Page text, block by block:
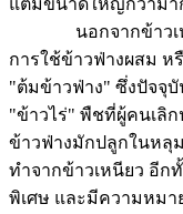
นอกจากข้าวเหนี
การใช้ข้าวฟ่างผสม หรื
"ต้มข้าวฟ่าง" ซึ่งปัจจุ
"ข้าวไร่" พืชที่ผู้คนเลิ
ข้าวฟ่างมักปลูกในหลุม
ทำจากข้าวเหนียว อีก
พิเศษ และมีความหมา